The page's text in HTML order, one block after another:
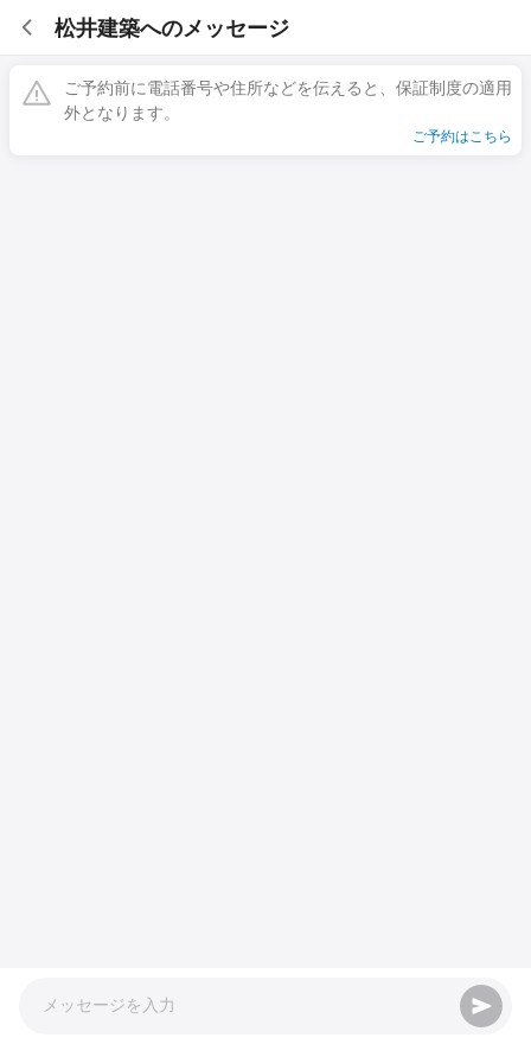
松井建築へのメッセージ
ご予約前に電話番号や住所などを伝えると、保証制度の適用
外となります。
ご予約はこちら